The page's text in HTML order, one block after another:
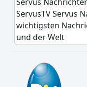
ServusTV Servus
wichtigsten
und der Welt